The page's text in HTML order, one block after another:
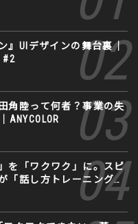
』UIデザインの舞台裏｜
#2
角陸って何者？事業の失
ANYCOLOR
を「ワクワク」に。スピ
「話し方トレーニング」